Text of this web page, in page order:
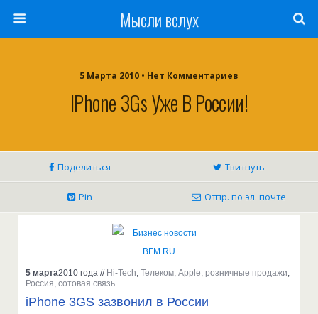
Мысли вслух
5 Марта 2010 • Нет Комментариев
IPhone 3Gs Уже В России!
Поделиться Твитнуть
Pin Отпр. по эл. почте
5 марта2010 года // Hi-Tech, Телеком, Apple, розничные продажи,
Россия, сотовая связь
iPhone 3GS зазвонил в России